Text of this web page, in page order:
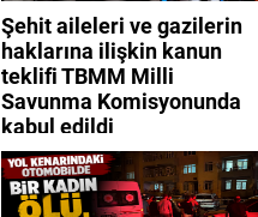
Şehit aileleri ve gazilerin
haklarına ilişkin kanun
teklifi TBMM Milli
Savunma Komisyonunda
kabul edildi